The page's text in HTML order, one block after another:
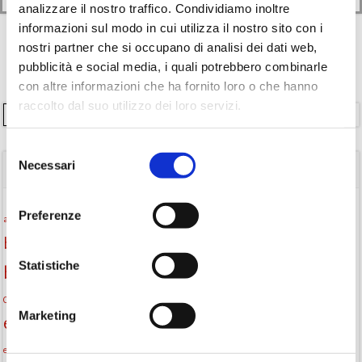
analizzare il nostro traffico. Condividiamo inoltre
informazioni sul modo in cui utilizza il nostro sito con i
nostri partner che si occupano di analisi dei dati web,
pubblicità e social media, i quali potrebbero combinarle
con altre informazioni che ha fornito loro o che hanno
raccolto dal suo utilizzo dei loro servizi.
delNecessari
Preferenze
Statistiche
Marketing
Cerca
TAGS
attività per bambini Attività per ragazzi
biblioteca
biblioteca Monselice Biblioteca San Biagio
Centro per il libro e la lettura cittàchelegge
eventi culturali eventi culturali Monselice
eventi Monselice